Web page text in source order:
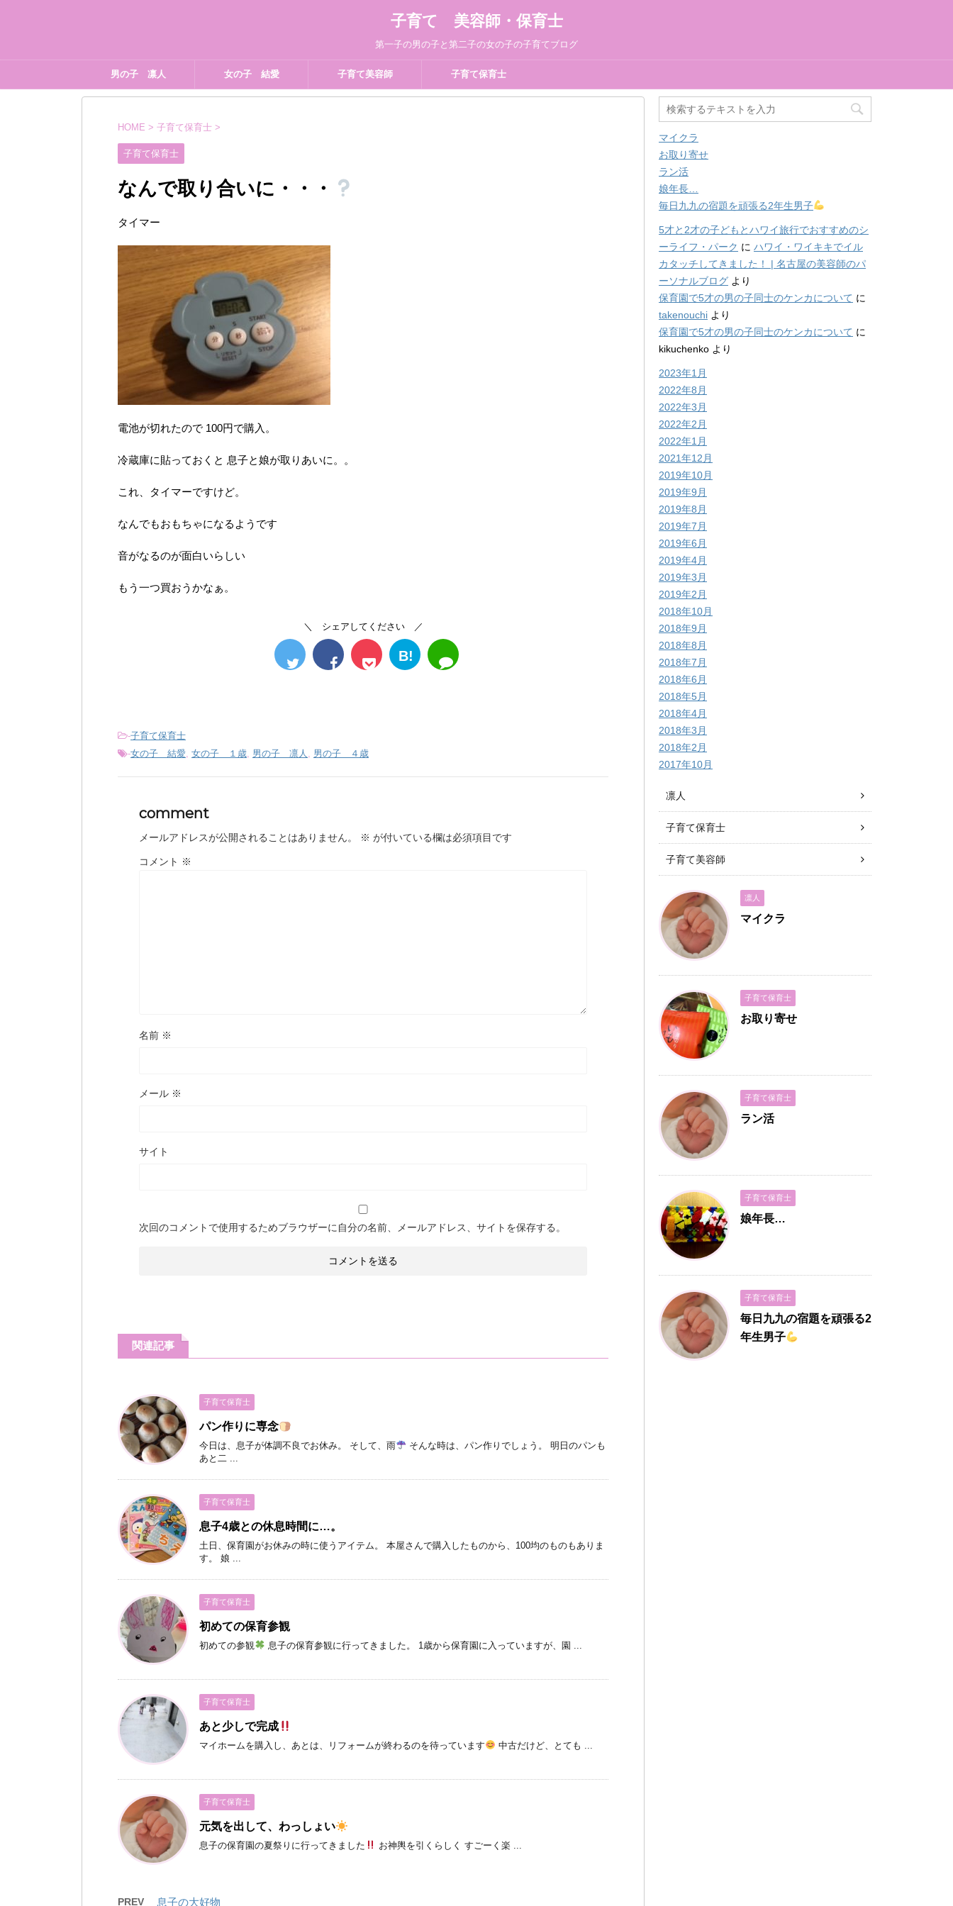
子育て 美容師・保育士
第一子の男の子と第二子の女の子の子育てブログ
男の子 凛人 女の子 結愛 子育て美容師 子育て保育士
HOME > 子育て保育士 >
子育て保育士
なんで取り合いに・・・
タイマー
電池が切れたので 100円で購入。
冷蔵庫に貼っておくと 息子と娘が取りあいに。。
これ、タイマーですけど。
なんでもおもちゃになるようです
音がなるのが面白いらしい
もう一つ買おうかなぁ。
＼ シェアしてください ／
B!
-子育て保育士
-女の子 結愛, 女の子 １歳, 男の子 凛人 , 男の子 ４歳
comment
メールアドレスが公開されることはありません。 ※ が付いている欄は必須項目です
コメント ※
名前 ※
メール ※
サイト
次回のコメントで使用するためブラウザーに自分の名前、メールアドレス、サイトを保存する。
関連記事
子育て保育士
パン作りに専念
今日は、息子が体調不良でお休み。 そして、雨
そんな時は、パン作りでしょう。 明日のパンも
あと二 ...
子育て保育士
息子4歳との休息時間に…。
土日、保育園がお休みの時に使うアイテム。 本屋さんで購入したものから、100均のものもありま
す。 娘 ...
子育て保育士
初めての保育参観
初めての参観 息子の保育参観に行ってきました。 1歳から保育園に入っていますが、園 ...
子育て保育士
あと少しで完成
マイホームを購入し、あとは、リフォームが終わるのを待っています 中古だけど、とても ...
子育て保育士
元気を出して、わっしょい
息子の保育園の夏祭りに行ってきました お神輿を引くらしく すごーく楽 ...
PREV 息子の大好物
マイクラ
お取り寄せ
ラン活
娘年長…
毎日九九の宿題を頑張る2年生男子
5才と2才の子どもとハワイ旅行でおすすめのシ
ーライフ・パーク に ハワイ・ワイキキでイル
カタッチしてきました！ | 名古屋の美容師のパ
ーソナルブログ より
保育園で5才の男の子同士のケンカについて に
takenouchi より
保育園で5才の男の子同士のケンカについて に
kikuchenko より
2023年1月
2022年8月
2022年3月
2022年2月
2022年1月
2021年12月
2019年10月
2019年9月
2019年8月
2019年7月
2019年6月
2019年4月
2019年3月
2019年2月
2018年10月
2018年9月
2018年8月
2018年7月
2018年6月
2018年5月
2018年4月
2018年3月
2018年2月
2017年10月
凛人
子育て保育士
子育て美容師
凛人
マイクラ
子育て保育士
お取り寄せ
子育て保育士
ラン活
子育て保育士
娘年長…
子育て保育士
毎日九九の宿題を頑張る2
年生男子